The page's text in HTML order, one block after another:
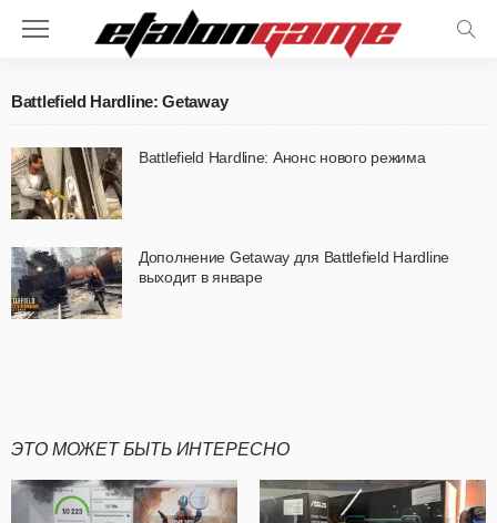
Battlefield Hardline: Getaway
Battlefield Hardline: Анонс нового режима
Дополнение Getaway для Battlefield Hardline
выходит в январе
ЭТО МОЖЕТ БЫТЬ ИНТЕРЕСНО